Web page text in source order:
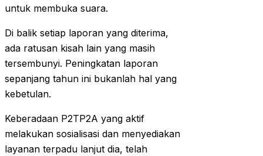
untuk membuka suara.
Di balik setiap laporan yang diterima,
ada ratusan kisah lain yang masih
tersembunyi. Peningkatan laporan
sepanjang tahun ini bukanlah hal yang
kebetulan.
Keberadaan P2TP2A yang aktif
melakukan sosialisasi dan menyediakan
layanan terpadu lanjut dia, telah